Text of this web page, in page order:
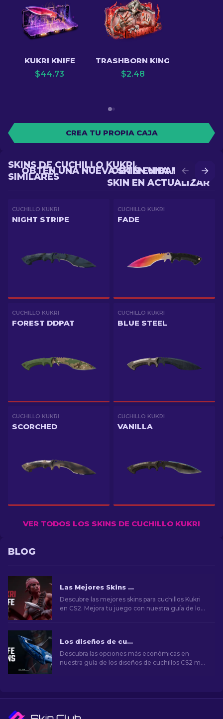
KUKRI KNIFE
$44.73
TRASHBORN KING
$2.48
CREA TU PROPIA CAJA
OBTÉN UNA MEJOR
SKIN EN ACTUALIZAR
OBTÉN UNA NUEVA SKIN EN BATALLA
SKINS DE CUCHILLO KUKRI
SIMILARES
CUCHILLO KUKRI
NIGHT STRIPE
CUCHILLO KUKRI
FADE
CUCHILLO KUKRI
FOREST DDPAT
CUCHILLO KUKRI
BLUE STEEL
CUCHILLO KUKRI
SCORCHED
CUCHILLO KUKRI
VANILLA
VER TODOS LOS SKINS DE CUCHILLO KUKRI
BLOG
Las Mejores Skins de Cuchillo Kukri en CS2 [2026]
Descubre las mejores skins para cuchillos Kukri
en CS2. Mejora tu juego con nuestra guía de los
Los diseños de cuchillos CS2 más baratos [2026]
Descubra las opciones más económicas en
nuestra guía de los diseños de cuchillos CS2 más